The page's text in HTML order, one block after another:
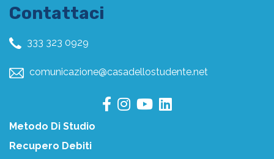
Contattaci
333 323 0929
comunicazione@casadellostudente.net
Metodo Di Studio
Recupero Debiti